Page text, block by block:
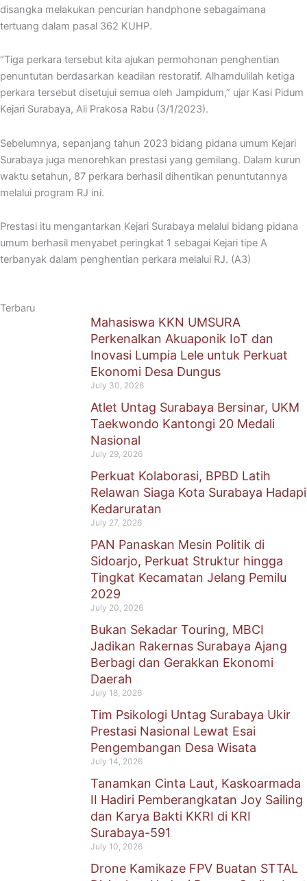
disangka melakukan pencurian handphone sebagaimana
tertuang dalam pasal 362 KUHP.
“Tiga perkara tersebut kita ajukan permohonan penghentian
penuntutan berdasarkan keadilan restoratif. Alhamdulilah ketiga
perkara tersebut disetujui semua oleh Jampidum,” ujar Kasi Pidum
Kejari Surabaya, Ali Prakosa Rabu (3/1/2023).
Sebelumnya, sepanjang tahun 2023 bidang pidana umum Kejari
Surabaya juga menorehkan prestasi yang gemilang. Dalam kurun
waktu setahun, 87 perkara berhasil dihentikan penuntutannya
melalui program RJ ini.
Prestasi itu mengantarkan Kejari Surabaya melalui bidang pidana
umum berhasil menyabet peringkat 1 sebagai Kejari tipe A
terbanyak dalam penghentian perkara melalui RJ. (A3)
Terbaru
Mahasiswa KKN UMSURA
Perkenalkan Akuaponik IoT dan
Inovasi Lumpia Lele untuk Perkuat
Ekonomi Desa Dungus
July 30, 2026
Atlet Untag Surabaya Bersinar, UKM
Taekwondo Kantongi 20 Medali
Nasional
July 29, 2026
Perkuat Kolaborasi, BPBD Latih
Relawan Siaga Kota Surabaya Hadapi
Kedaruratan
July 27, 2026
PAN Panaskan Mesin Politik di
Sidoarjo, Perkuat Struktur hingga
Tingkat Kecamatan Jelang Pemilu
2029
July 20, 2026
Bukan Sekadar Touring, MBCI
Jadikan Rakernas Surabaya Ajang
Berbagi dan Gerakkan Ekonomi
Daerah
July 18, 2026
Tim Psikologi Untag Surabaya Ukir
Prestasi Nasional Lewat Esai
Pengembangan Desa Wisata
July 14, 2026
Tanamkan Cinta Laut, Kaskoarmada
II Hadiri Pemberangkatan Joy Sailing
dan Karya Bakti KKRI di KRI
Surabaya-591
July 10, 2026
Drone Kamikaze FPV Buatan STTAL